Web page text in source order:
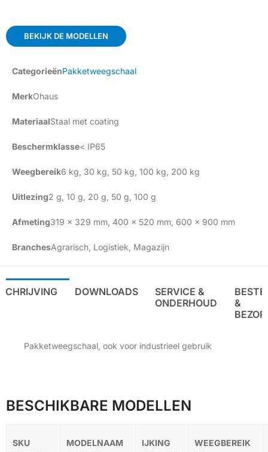
BEKIJK DE MODELLEN
CategorieënPakketweegschaal
MerkOhaus
MateriaalStaal met coating
Beschermklasse< IP65
Weegbereik6 kg 30 kg 50 kg 100 kg 200 kg
Uitlezing2 g 10 g 20 g 50 g 100 g
Afmeting319 x 329 mm 400 x 520 mm 600 x 900 mm
BranchesAgrarisch Logistiek Magazijn
DOWNLOADS
SERVICE &
ONDERHOUD
&
Pakketweegschaal, ook voor industrieel gebruik
BESCHIKBARE MODELLEN